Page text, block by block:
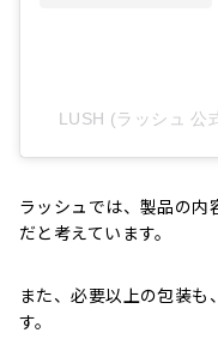
LUSH (ラッシュ 公
ラッシュでは、製品の内
だと考えています。
また、必要以上の包装も
す。